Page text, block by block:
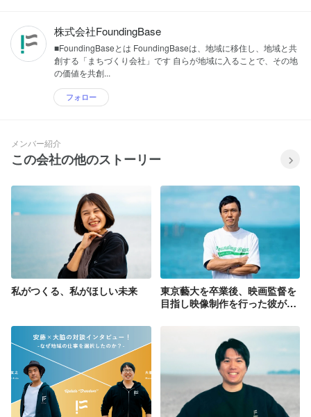
株式会社FoundingBase
■FoundingBaseとは FoundingBaseは、地域に移住し、地域と共
創する「まちづくり会社」です 自らが地域に入ることで、その地
の価値を共創...
フォロー
メンバー紹介
この会社の他のストーリー
私がつくる、私がほしい未来
東京藝大を卒業後、映画監督を
目指し映像制作を行った彼が、
次の舞台に「地方共創」を掲げ
るFoundingBaseを選んだ理由